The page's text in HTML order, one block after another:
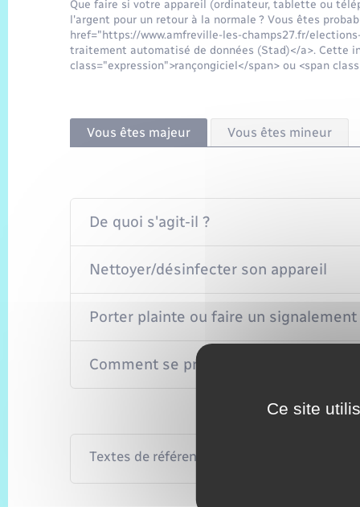
Que faire si votre appareil (ordinateur, tablette ou
l'argent pour un retour à la normale ? Vous êtes
href="https://www.amfreville-les-champs27.fr/
traitement automatisé de données (Stad)</a>. Cette
class="expression">rançongiciel</span> ou <span
Vous êtes majeur Vous êtes mineur
De quoi s'agit-il ?
Nettoyer/désinfecter son appareil
Porter plainte ou faire un signalement
Comment se protéger ?
Textes de référence
Ce site